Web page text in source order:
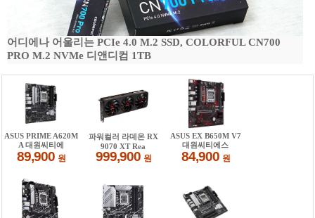
어디에나 어울리는 PCIe 4.0 M.2 SSD, COLORFUL CN700
PRO M.2 NVMe 디앤디컴 1TB